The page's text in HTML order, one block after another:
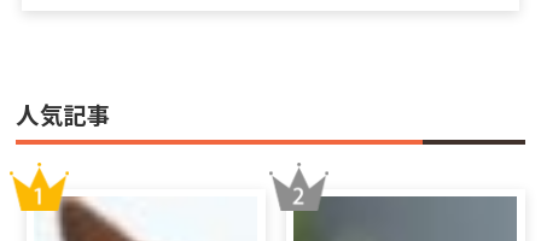
人気記事